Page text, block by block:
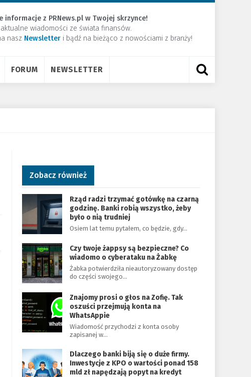
informacje z PRNews.pl w Twojej skrzynce!
wiadomości ze świata finansów.
nasz Newsletter ​i bądź na bieżąco z nowościami z branży!
FORUM NEWSLETTER
Zobacz również
Rząd radzi trzymać gotówkę na czarną
godzinę. Banki robią wszystko, żeby
było o nią trudniej
Osiem lat temu pytałem, co będzie, gdy…
Czy twoje żappsy są bezpieczne? Co
wiadomo o cyberataku na Żabkę
Żabka potwierdziła nieautoryzowany dostęp
do części swojego…
Znajomy prosi o głos na Zofię. Tak
oszuści przejmują konta na
WhatsAppie
Wiadomość przychodzi z konta osoby
zapisanej w…
Dlaczego banki biją się o duże firmy.
Inwestycje z KPO o wartości ponad 158
mld zł napędzają popyt na kredyt